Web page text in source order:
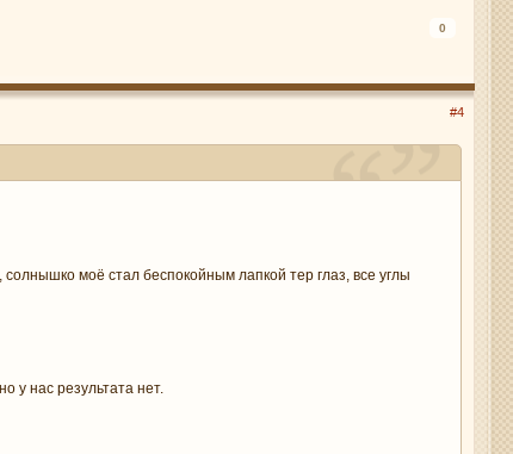
0
#4
моё стал беспокойным лапкой тер глаз, все углы
у нас результата нет.